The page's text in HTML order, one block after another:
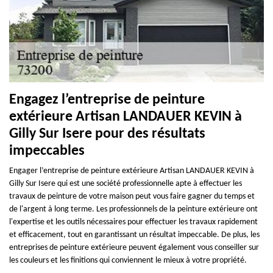
Engagez l’entreprise de peinture
extérieure Artisan LANDAUER KEVIN à
Gilly Sur Isere pour des résultats
impeccables
Engager l’entreprise de peinture extérieure Artisan LANDAUER KEVIN à
Gilly Sur Isere qui est une société professionnelle apte à effectuer les
travaux de peinture de votre maison peut vous faire gagner du temps et
de l'argent à long terme. Les professionnels de la peinture extérieure ont
l'expertise et les outils nécessaires pour effectuer les travaux rapidement
et efficacement, tout en garantissant un résultat impeccable. De plus, les
entreprises de peinture extérieure peuvent également vous conseiller sur
les couleurs et les finitions qui conviennent le mieux à votre propriété.